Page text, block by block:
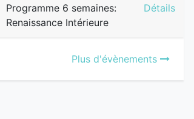
Programme 6 semaines:
Renaissance Intérieure
Détails
Plus d'évènements